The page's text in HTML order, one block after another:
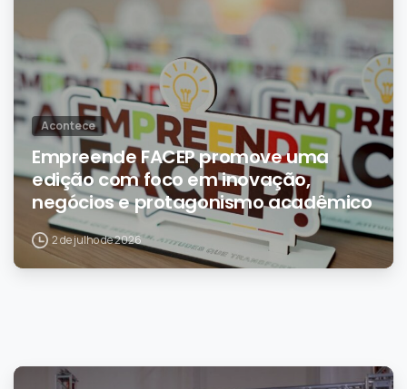
Acontece
Empreende FACEP promove uma
edição com foco em inovação,
negócios e protagonismo acadêmico
2 de julho de 2026